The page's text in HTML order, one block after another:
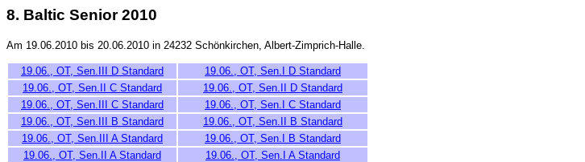
8. Baltic Senior 2010
Am 19.06.2010 bis 20.06.2010 in 24232 Schönkirchen, Albert-Zimprich-Halle.
19.06., OT, Sen.III D Standard
19.06., OT, Sen.I D Standard
19.06., OT, Sen.II C Standard
19.06., OT, Sen.II D Standard
19.06., OT, Sen.III C Standard
19.06., OT, Sen.I C Standard
19.06., OT, Sen.III B Standard
19.06., OT, Sen.II B Standard
19.06., OT, Sen.III A Standard
19.06., OT, Sen.I B Standard
19.06., OT, Sen.II A Standard
19.06., OT, Sen.I A Standard